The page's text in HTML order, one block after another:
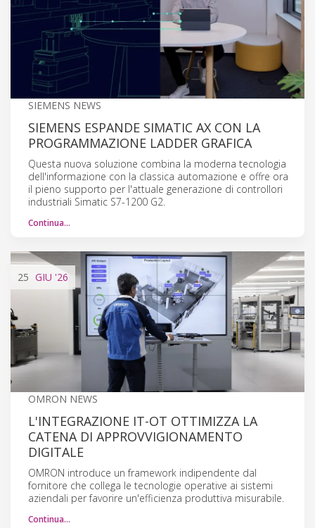
SIEMENS NEWS
SIEMENS ESPANDE SIMATIC AX CON LA
PROGRAMMAZIONE LADDER GRAFICA
Questa nuova soluzione combina la moderna tecnologia
dell'informazione con la classica automazione e offre ora
il pieno supporto per l'attuale generazione di controllori
industriali Simatic S7-1200 G2.
Continua…
25 GIU '26
OMRON NEWS
L'INTEGRAZIONE IT-OT OTTIMIZZA LA
CATENA DI APPROVVIGIONAMENTO
DIGITALE
OMRON introduce un framework indipendente dal
fornitore che collega le tecnologie operative ai sistemi
aziendali per favorire un'efficienza produttiva misurabile.
Continua…